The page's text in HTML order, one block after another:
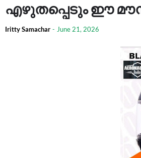
എഴുതപ്പെടും ഈ
Iritty Samachar - June 21, 2026